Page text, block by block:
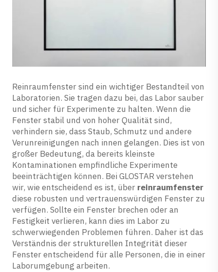
Reinraumfenster sind ein wichtiger Bestandteil von
Laboratorien. Sie tragen dazu bei, das Labor sauber
und sicher für Experimente zu halten. Wenn die
Fenster stabil und von hoher Qualität sind,
verhindern sie, dass Staub, Schmutz und andere
Verunreinigungen nach innen gelangen. Dies ist von
großer Bedeutung, da bereits kleinste
Kontaminationen empfindliche Experimente
beeinträchtigen können. Bei GLOSTAR verstehen
wir, wie entscheidend es ist, über reinraumfenster
diese robusten und vertrauenswürdigen Fenster zu
verfügen. Sollte ein Fenster brechen oder an
Festigkeit verlieren, kann dies im Labor zu
schwerwiegenden Problemen führen. Daher ist das
Verständnis der strukturellen Integrität dieser
Fenster entscheidend für alle Personen, die in einer
Laborumgebung arbeiten.